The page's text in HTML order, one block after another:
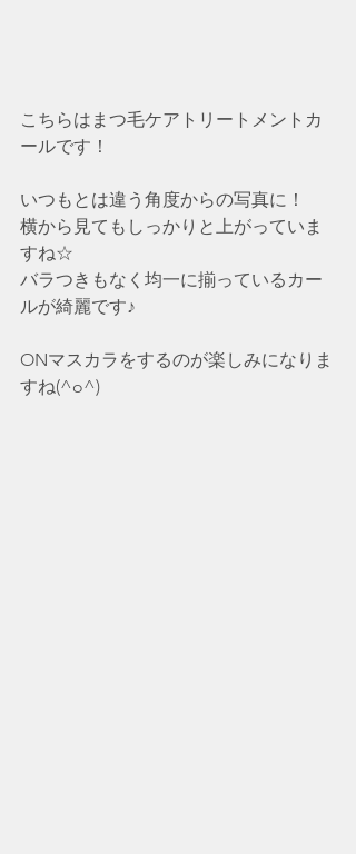
こちらはまつ毛ケアトリートメントカ
ールです！
いつもとは違う角度からの写真に！
横から見てもしっかりと上がっていま
すね☆
バラつきもなく均一に揃っているカー
ルが綺麗です♪
ONマスカラをするのが楽しみになりま
すね(^o^)